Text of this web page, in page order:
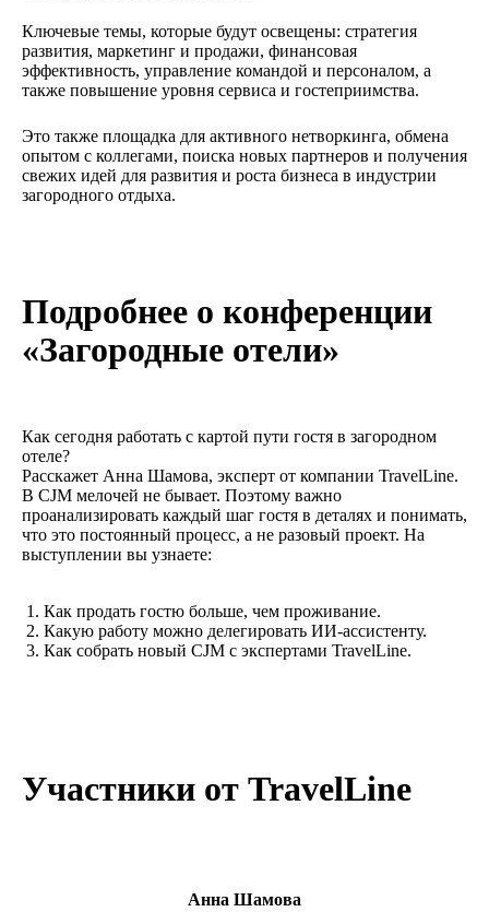
Ключевые темы, которые будут освещены: стратегия
развития, маркетинг и продажи, финансовая
эффективность, управление командой и персоналом, а
также повышение уровня сервиса и гостеприимства.
Это также площадка для активного нетворкинга, обмена
опытом с коллегами, поиска новых партнеров и получения
свежих идей для развития и роста бизнеса в индустрии
загородного отдыха.
Подробнее о конференции
«Загородные отели»
Как сегодня работать с картой пути гостя в загородном
отеле?
Расскажет Анна Шамова, эксперт от компании TravelLine.
В CJM мелочей не бывает. Поэтому важно
проанализировать каждый шаг гостя в деталях и понимать,
что это постоянный процесс, а не разовый проект. На
выступлении вы узнаете:
Как продать гостю больше, чем проживание.
Какую работу можно делегировать ИИ-ассистенту.
Как собрать новый CJM с экспертами TravelLine.
Участники от TravelLine
Анна Шамова